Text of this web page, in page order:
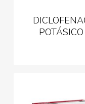
POTÁSICO